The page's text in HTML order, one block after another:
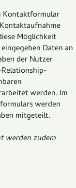
Kontaktformular
Möglichkeit
Daten an
der Nutzer
werden. Im
werden
mitgeteilt.
werden zudem